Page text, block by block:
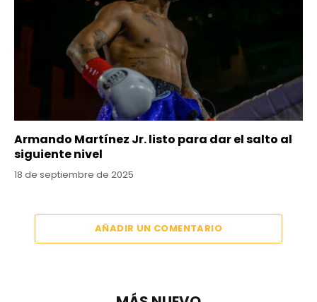
Armando Martínez Jr. listo para dar el salto al
siguiente nivel
18 de septiembre de 2025
AÑADIR UN COMENTARIO